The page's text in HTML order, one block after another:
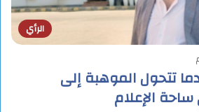
الرأي
تتحول الموهبة إلى
الإعلام